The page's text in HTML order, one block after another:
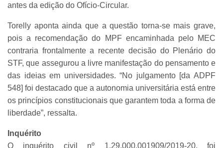
antes da edição do Ofício-Circular.
Torelly aponta ainda que a questão torna-se mais grave,
pois a recomendação do MPF encaminhada pelo MEC
contraria frontalmente a recente decisão do Plenário do
STF, que assegurou a livre manifestação do pensamento e
das ideias em universidades. “No julgamento [da ADPF
548] foi destacado que a autonomia universitária está entre
os princípios constitucionais que garantem toda a forma de
liberdade”, ressalta.
Inquérito
O inquérito civil nº 1.29.000.001909/2019-20, foi